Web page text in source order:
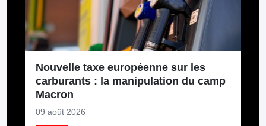
Nouvelle taxe européenne sur les
carburants : la manipulation du camp
Macron
09 août 2026